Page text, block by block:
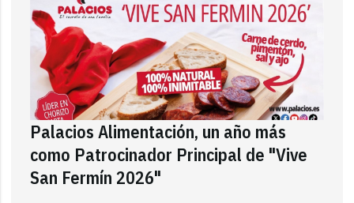
Palacios Alimentación, un año más
como Patrocinador Principal de "Vive
San Fermín 2026"